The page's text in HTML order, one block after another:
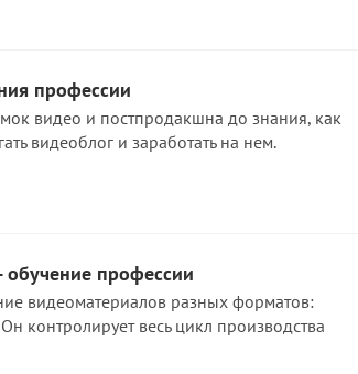
профессии
видео и постпродакшна до знания, как
видеоблог и заработать на нем.
профессии
видеоматериалов разных форматов:
контролирует весь цикл производства